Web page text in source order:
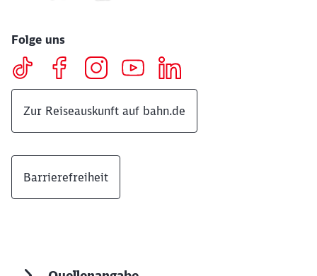
Folge uns
Zur Reiseauskunft auf bahn.de
Barrierefreiheit